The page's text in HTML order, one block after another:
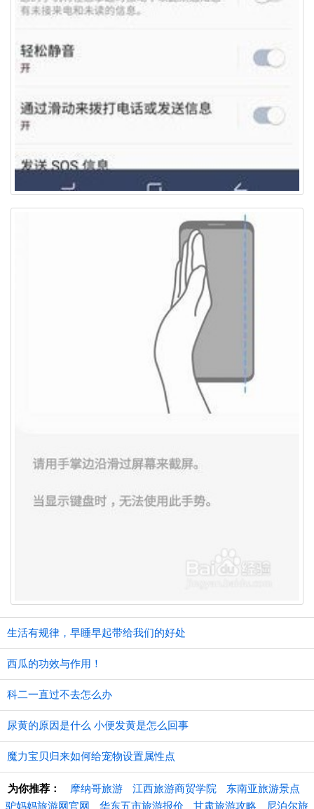
生活有规律，早睡早起带给我们的好处
西瓜的功效与作用！
科二一直过不去怎么办
尿黄的原因是什么 小便发黄是怎么回事
魔力宝贝归来如何给宠物设置属性点
为你推荐： 摩纳哥旅游 江西旅游商贸学院
东南亚旅游景点
驴妈妈旅游网官网
华东五市旅游报价 甘肃旅游攻略 尼泊尔旅